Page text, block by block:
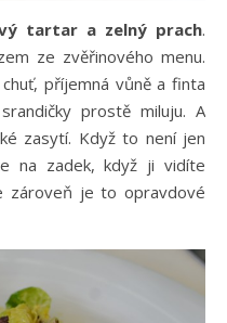
tartar a zelný prach.
ze zvěřinového menu.
příjemná vůně a finta
prostě miluju. A
zasytí. Když to není jen
na zadek, když ji vidíte
zároveň je to opravdové